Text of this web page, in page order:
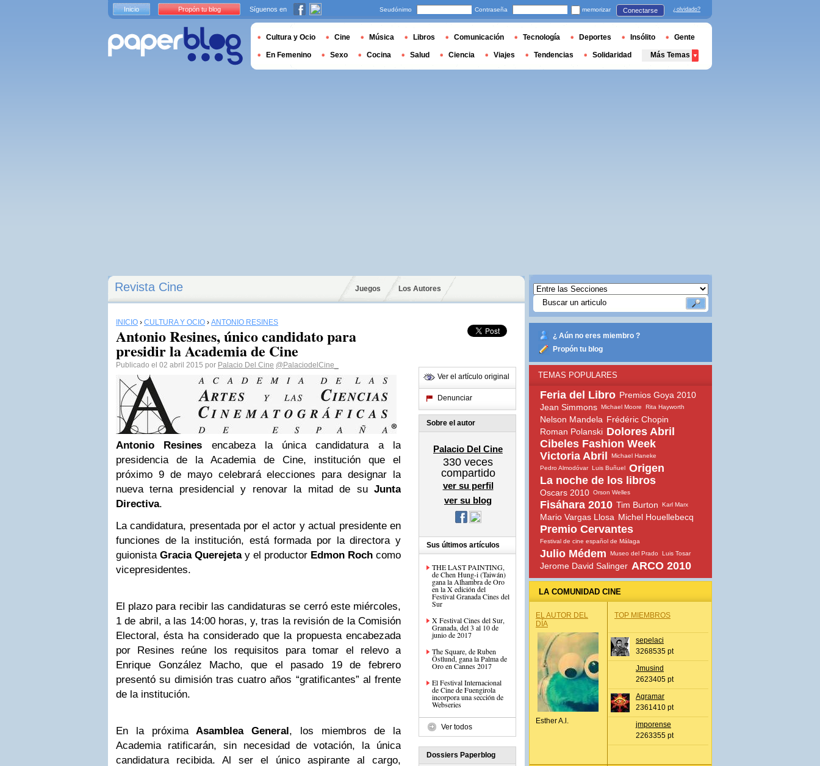
Revista Cine Juegos Los Autores
INICIO › CULTURA Y OCIO › ANTONIO RESINES
Antonio Resines, único candidato para
presidir la Academia de Cine
Publicado el 02 abril 2015 por Palacio Del Cine @PalaciodelCine_
Antonio Resines encabeza la única candidatura a la
presidencia de la Academia de Cine, institución que el
próximo 9 de mayo celebrará elecciones para designar la
nueva terna presidencial y renovar la mitad de su Junta
Directiva.
La candidatura, presentada por el actor y actual presidente en
funciones de la institución, está formada por la directora y
guionista Gracia Querejetay el productor Edmon Roch como
vicepresidentes.
El plazo para recibir las candidaturas se cerró este miércoles,
1 de abril, a las 14:00 horas, y, tras la revisión de la Comisión
Electoral, ésta ha considerado que la propuesta encabezada
por Resines reúne los requisitos para tomar el relevo a
Enrique González Macho, que el pasado 19 de febrero
presentó su dimisión tras cuatro años “gratificantes” al frente
de la institución.
En la próximaAsamblea General, los miembros de la
Academia ratificarán, sin necesidad de votación, la única
candidatura recibida. Al ser el único aspirante al cargo,
Ver el artículo original
Denunciar
Sobre el autor
Palacio Del Cine
330 veces
compartido
ver su perfil
ver su blog
Sus últimos artículos
THE LAST PAINTING,
de Chen Hung-i (Taiwán)
gana la Alhambra de Oro
en la X edición del
Festival Granada Cines del
Sur
X Festival Cines del Sur,
Granada, del 3 al 10 de
junio de 2017
The Square, de Ruben
Östlund, gana la Palma de
Oro en Cannes 2017
El Festival Internacional
de Cine de Fuengirola
incorpora una sección de
Webseries
Ver todos
Dossiers Paperblog
¿ Aún no eres miembro ?
Propón tu blog
TEMAS POPULARES
Feria del Libro Premios Goya 2010
Jean Simmons Michael Moore Rita Hayworth
Nelson Mandela Frédéric Chopin
Roman Polanski Dolores Abril
Cibeles Fashion Week
Victoria Abril
Michael Haneke
Pedro Almodóvar Luis Buñuel Origen
La noche de los libros
Oscars 2010 Orson Welles
Fisáhara 2010 Tim Burton Karl Marx
Mario Vargas Llosa Michel Houellebecq
Premio Cervantes
Festival de cine español de Málaga
Julio Médem Museo del Prado Luis Tosar
Jerome David Salinger ARCO 2010
LA COMUNIDAD CINE
EL AUTOR DEL
DÍA
Esther A.l.
TOP MIEMBROS
sepelaci
3268535 pt
Jmusind
2623405 pt
Agramar
2361410 pt
jmporense
2263355 pt
Inicio Propón tu blog Síguenos en Seudónimo Contraseña memorizar Conectarse ¿olvidado?
Cultura y Ocio Cine Música Libros Comunicación Tecnología Deportes Insólito Gente
En Femenino Sexo Cocina Salud Ciencia Viajes Tendencias Solidaridad Más Temas